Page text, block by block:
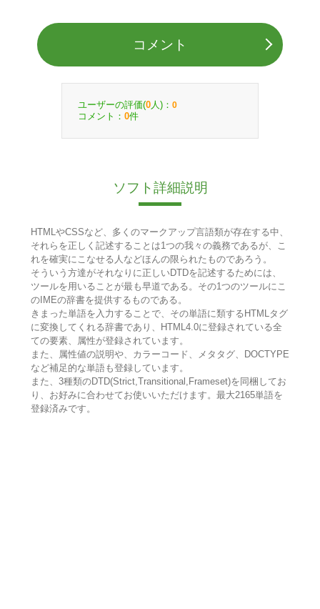
コメント
ユーザーの評価(0 人)： 0
コメント： 0件
ソフト詳細説明
HTMLやCSSなど、多くのマークアップ言語類が存在する中、
それらを正しく記述することは1つの我々の義務であるが、こ
れを確実にこなせる人などほんの限られたものであろう。
そういう方達がそれなりに正しいDTDを記述するためには、
ツールを用いることが最も早道である。その1つのツールにこ
のIMEの辞書を提供するものである。
きまった単語を入力することで、その単語に類するHTMLタグ
に変換してくれる辞書であり、HTML4.0に登録されている全
ての要素、属性が登録されています。
また、属性値の説明や、カラーコード、メタタグ、DOCTYPE
など補足的な単語も登録しています。
また、3種類のDTD(Strict,Transitional,Frameset)を同梱してお
り、お好みに合わせてお使いいただけます。最大2165単語を
登録済みです。